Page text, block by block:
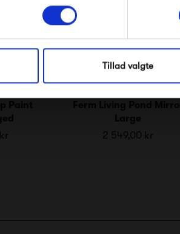
Tillad valgte
2 549,00 kr
*Ved at tilmelde dig
Nej tak,